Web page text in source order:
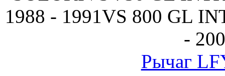
1988 - 1991VS 800 GL
-
Рычаг